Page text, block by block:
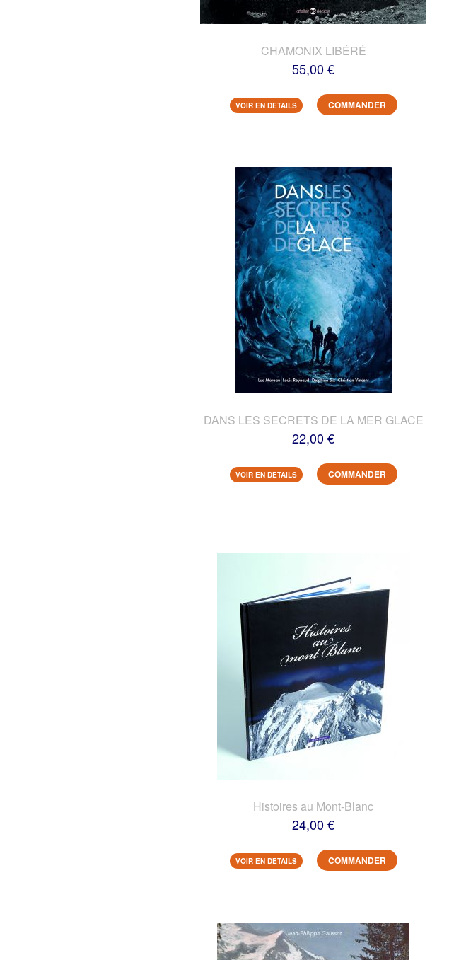
CHAMONIX LIBÉRÉ
55,00 €
VOIR EN DETAILS COMMANDER
DANS LES SECRETS DE LA MER GLACE
22,00 €
VOIR EN DETAILS COMMANDER
Histoires au Mont-Blanc
24,00 €
VOIR EN DETAILS COMMANDER